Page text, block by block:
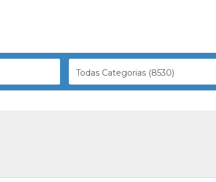
Todas Categorias (8530)